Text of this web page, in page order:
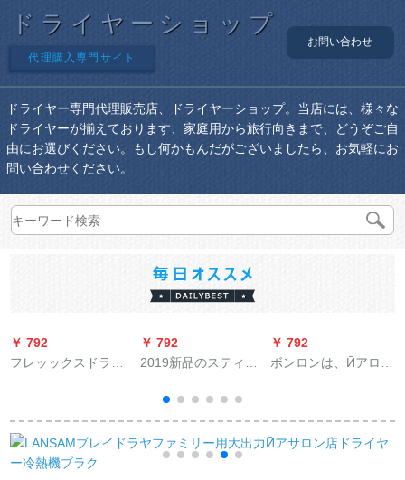
ドライヤーショップ
代理購入専門サイト
お問い合わせ
ドライヤー専門代理販売店、ドライヤーショップ。当店には、様々な
ドライヤーが揃えております、家庭用から旅行向きまで、どうぞご自
由にお選びください。もし何かもんだがございましたら、お気軽にお
問い合わせください。
￥ 792
フレッックスドライ
りたみ式ドライヤー
学生寮の风が吹きま
す。風が強い静音ド
￥ 792
2019新品のスティン
シエルの冷熱力1800
W通用式の風筒の銀
白色
￥ 792
ボンロンは、Ӣアロー
る。冷たい热风のド
ライヤです。